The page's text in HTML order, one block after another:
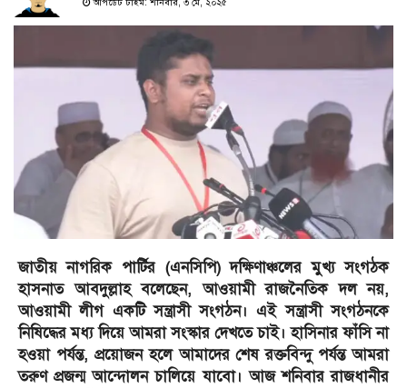
আপডেট টাইম: শনিবার, ৩ মে, ২০২৫
জাতীয় নাগরিক পার্টির (এনসিপি) দক্ষিণাঞ্চলের মুখ্য সংগঠক
হাসনাত আবদুল্লাহ বলেছেন, আওয়ামী রাজনৈতিক দল নয়,
আওয়ামী লীগ একটি সন্ত্রাসী সংগঠন। এই সন্ত্রাসী সংগঠনকে
নিষিদ্ধের মধ্য দিয়ে আমরা সংস্কার দেখতে চাই। হাসিনার ফাঁসি না
হওয়া পর্যন্ত, প্রয়োজন হলে আমাদের শেষ রক্তবিন্দু পর্যন্ত আমরা
তরুণ প্রজন্ম আন্দোলন চালিয়ে যাবো। আজ শনিবার রাজধানীর